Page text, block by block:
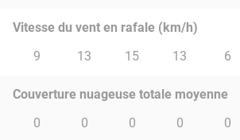
Vitesse du vent en rafale (km/h)
9
13 15 13 6
Couverture nuageuse totale moyenne
0
0 0 0 0